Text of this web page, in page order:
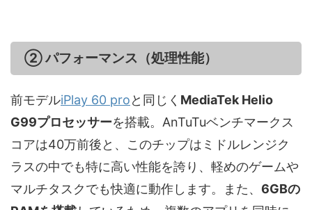
② パフォーマンス（処理性能）
前モデルiPlay 60 proと同じく MediaTek Helio
G99プロセッサーを搭載。AnTuTuベンチマークス
コアは40万前後と、このチップはミドルレンジク
ラスの中でも特に高い性能を誇り、軽めのゲームや
マルチタスクでも快適に動作します。また、 6GBの